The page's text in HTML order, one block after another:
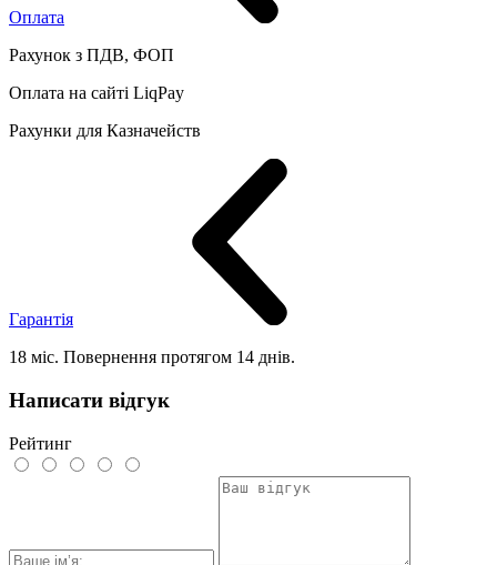
Оплата
Рахунок з ПДВ, ФОП
Оплата на сайті LiqPay
Рахунки для Казначейств
Гарантія
18 міс. Повернення протягом 14 днів.
Написати відгук
Рейтинг